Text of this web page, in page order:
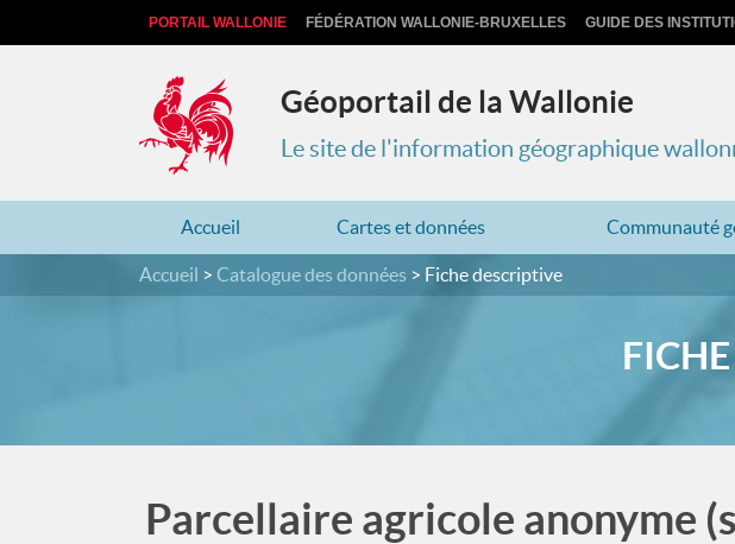
PORTAIL WALLONIE FÉDÉRATION WALLONIE-BRUXELLES GUIDE DES
Géoportail de la Wallonie
Le site de l'information géographique
Accueil Cartes et données Communauté
Accueil Catalogue des données Fiche descriptive
Parcellaire agricole anonyme